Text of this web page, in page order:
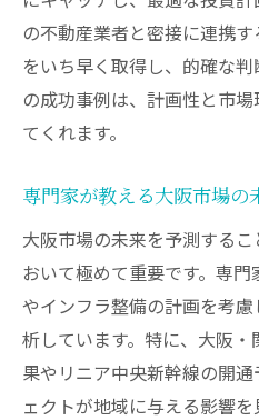
の不動産業者と密接に連携
をいち早く取得し、的確な
の成功事例は、計画性と市
てくれます。
専門家が教える大阪市場の
大阪市場の未来を予測する
おいて極めて重要です。専
やインフラ整備の計画を考
析しています。特に、大阪
果やリニア中央新幹線の開
ェクトが地域に与える影響を